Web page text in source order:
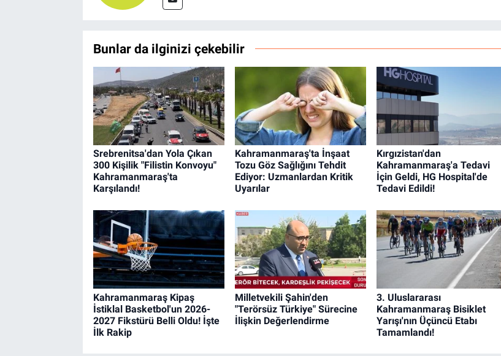
Bunlar da ilginizi çekebilir
Srebrenitsa'dan Yola Çıkan
300 Kişilik "Filistin Konvoyu"
Kahramanmaraş'ta
Karşılandı!
Kahramanmaraş'ta İnşaat
Tozu Göz Sağlığını Tehdit
Ediyor: Uzmanlardan Kritik
Uyarılar
Kırgızistan'dan
Kahramanmaraş'a Tedavi
İçin Geldi, HG Hospital'de
Tedavi Edildi!
Kahramanmaraş Kipaş
İstiklal Basketbol'un 2026-
2027 Fikstürü Belli Oldu! İşte
İlk Rakip
Milletvekili Şahin'den
"Terörsüz Türkiye" Sürecine
İlişkin Değerlendirme
3. Uluslararası
Kahramanmaraş Bisiklet
Yarışı'nın Üçüncü Etabı
Tamamlandı!